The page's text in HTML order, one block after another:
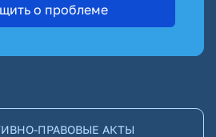
о проблеме
ПРАВОВЫЕ АКТЫ